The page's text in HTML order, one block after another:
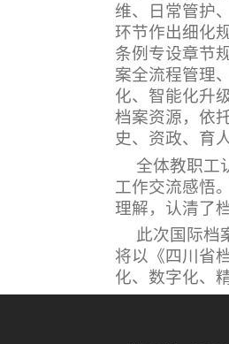
维、日常管护
环节作出细化
条例专设章节
案全流程管理
化、智能化升
档案资源，依
史、资政、育
全体教职工
工作交流感悟
理解，认清了
此次国际档
将以《四川省
化、数字化、